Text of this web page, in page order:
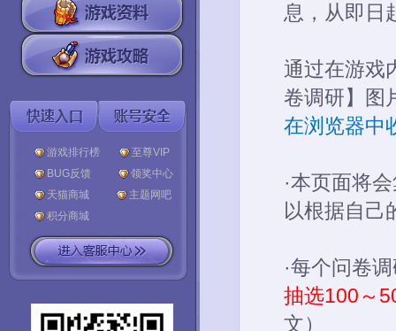
游戏排行榜
至尊VIP
BUG反馈
领奖中心
天猫商城
主题网吧
积分商城
息，从即日
通过在游戏
卷调研】图
在浏览器中
·本页面将
以根据自己
·每个问卷
抽选100～
文）